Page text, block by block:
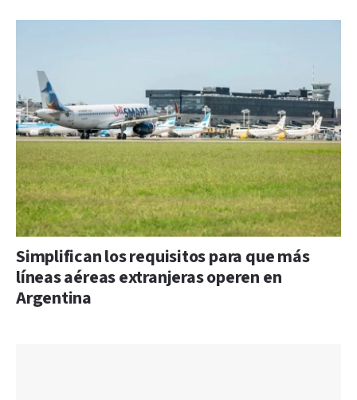
Simplifican los requisitos para que más
líneas aéreas extranjeras operen en
Argentina